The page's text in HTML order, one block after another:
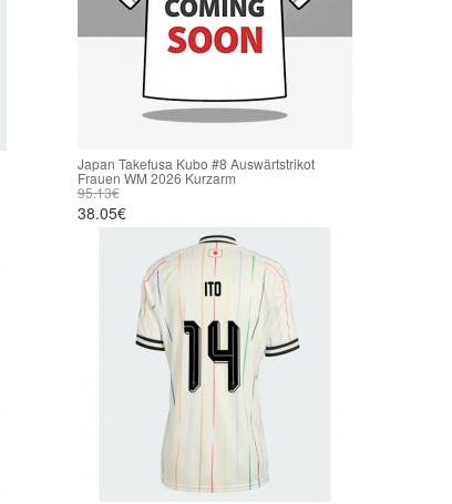
Japan Takefusa Kubo #8 Auswärtstrikot
Frauen WM 2026 Kurzarm
95.13€
38.05€